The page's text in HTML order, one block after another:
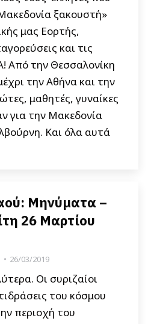
ξακουστή»
μας Εορτής,
και τις
Από την Θεσσαλονίκη
την Αθήνα και την
μαθητές, γυναίκες
για την Μακεδονία
Και όλα αυτά
Μηνύματα –
26 Μαρτίου
26/03/2019
Οι συριζαίοι
του κόσμου
περιοχή του